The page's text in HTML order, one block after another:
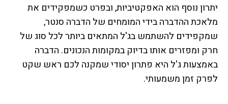
יתרון נוסף הוא האפקטיביות, ובפרט כשמפקידים את
מלאכת ההדברה בידי המומחים של הדברה סנטר,
שמקפידים להשתמש בג'ל המתאים ביותר לכל סוג של
חרק ומפזרים אותו בדיוק במקומות הנכונים. הדברה
באמצעות ג'ל היא פתרון יסודי שמקנה לכם ראש שקט
לפרק זמן משמעותי.